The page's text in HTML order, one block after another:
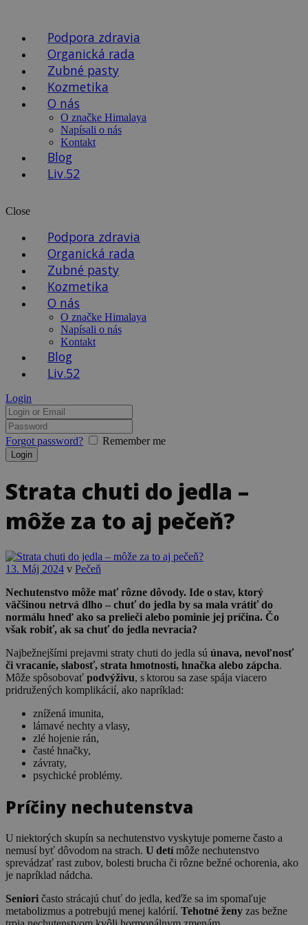
Podpora zdravia
Organická rada
Zubné pasty
Kozmetika
O nás
O značke Himalaya
Napísali o nás
Kontakt
Blog
Liv.52
Close
Podpora zdravia
Organická rada
Zubné pasty
Kozmetika
O nás
O značke Himalaya
Napísali o nás
Kontakt
Blog
Liv.52
Login
Forgot password? Remember me
Strata chuti do jedla –
môže za to aj pečeň?
13. Máj 2024 v Pečeň
Nechutenstvo môže mať rôzne dôvody. Ide o stav, ktorý
väčšinou netrvá dlho – chuť do jedla by sa mala vrátiť do
normálu hneď ako sa prelieči alebo pominie jej príčina. Čo
však robiť, ak sa chuť do jedla nevracia?
Najbežnejšími prejavmi straty chuti do jedla sú únava, nevoľnosť
či vracanie, slabosť, strata hmotnosti, hnačka alebo zápcha.
Môže spôsobovať podvýživu, s ktorou sa zase spája viacero
pridružených komplikácií, ako napríklad:
znížená imunita,
lámavé nechty a vlasy,
zlé hojenie rán,
časté hnačky,
závraty,
psychické problémy.
Príčiny nechutenstva
U niektorých skupín sa nechutenstvo vyskytuje pomerne často a
nemusí byť dôvodom na strach. U detímôže nechutenstvo
sprevádzať rast zubov, bolesti brucha či rôzne bežné ochorenia, ako
je napríklad nádcha.
Seniori často strácajú chuť do jedla, keďže sa im spomaľuje
metabolizmus a potrebujú menej kalórií. Tehotné ženy zas bežne